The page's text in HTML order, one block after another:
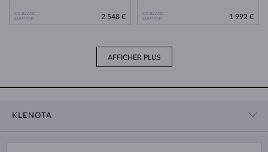
OR BLANC
DIAMANT
2 548 €
OR BLANC
DIAMANT
1 992 €
AFFICHER PLUS
KLENOTA